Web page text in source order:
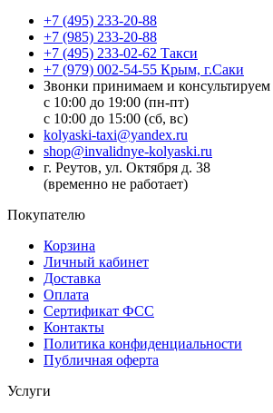
+7 (495) 233-20-88
+7 (985) 233-20-88
+7 (495) 233-02-62 Такси
+7 (979) 002-54-55 Крым, г.Саки
Звонки принимаем и консультируем
с 10:00 до 19:00 (пн-пт)
с 10:00 до 15:00 (сб, вс)
kolyaski-taxi@yandex.ru
shop@invalidnye-kolyaski.ru
г. Реутов, ул. Октября д. 38
(временно не работает)
Покупателю
Корзина
Личный кабинет
Доставка
Оплата
Сертификат ФСС
Контакты
Политика конфиденциальности
Публичная оферта
Услуги